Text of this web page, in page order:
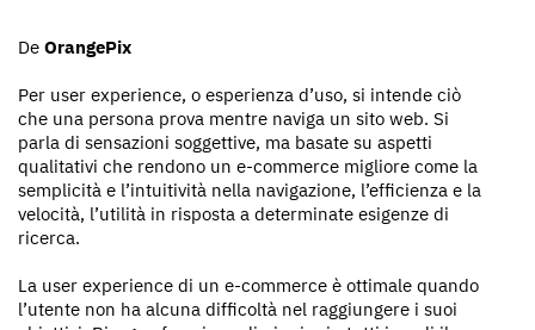
De OrangePix
Per user experience, o esperienza d’uso, si intende ciò
che una persona prova mentre naviga un sito web. Si
parla di sensazioni soggettive, ma basate su aspetti
qualitativi che rendono un e-commerce migliore come la
semplicità e l’intuitività nella navigazione, l’efficienza e la
velocità, l’utilità in risposta a determinate esigenze di
ricerca.
La user experience di un e-commerce è ottimale quando
l’utente non ha alcuna difficoltà nel raggiungere i suoi